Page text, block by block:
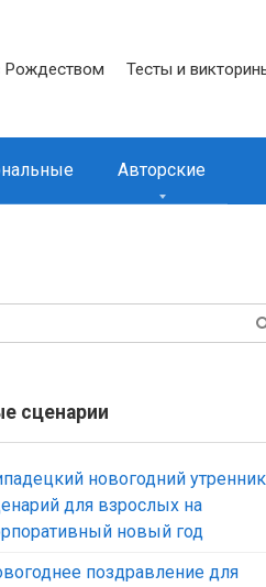
Рождеством Тесты и
Авторские
сценарии
новогодний
для взрослых на
новый год
поздравление для